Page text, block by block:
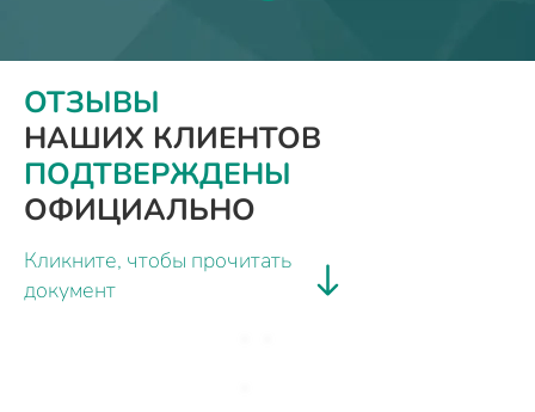
ОТЗЫВЫ
НАШИХ КЛИЕНТОВ
ПОДТВЕРЖДЕНЫ
ОФИЦИАЛЬНО
Кликните, чтобы прочитать
документ